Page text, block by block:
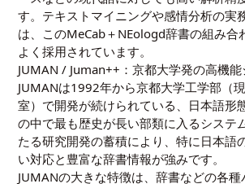
す。テキストマイニングや感情分析の実
は、このMeCab＋NEologd辞書の組み合
よく採用されています。
JUMAN / Juman++：京都大学発の高機能
JUMANは1992年から京都大学工学部（
室）で開発が続けられている、日本語形
の中で最も歴史が長い部類に入るシステ
たる研究開発の蓄積により、特に日本語
い対応と豊富な辞書情報が強みです。
JUMANの大きな特徴は、辞書などの各